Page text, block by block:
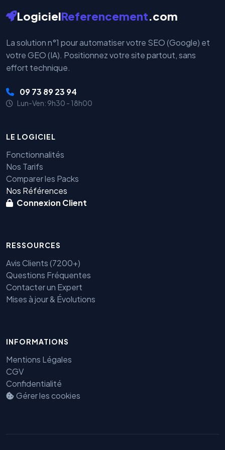
LogicielReferencement.com
La solution n°1 pour automatiser votre SEO (Google) et
votre GEO (IA). Positionnez votre site partout, sans
effort technique.
09 73 89 23 94
Lun-Ven: 9h30 - 18h00
LE LOGICIEL
Fonctionnalités
Nos Tarifs
Comparer les Packs
Nos Références
Connexion Client
RESSOURCES
Avis Clients (7200+)
Questions Fréquentes
Contacter un Expert
Mises à jour & Évolutions
INFORMATIONS
Mentions Légales
CGV
Confidentialité
Gérer les cookies